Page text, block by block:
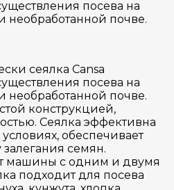
посева на
необработанной почве.
сеялка Cansa
посева на
необработанной почве.
конструкцией,
Сеялка эффективна
обеспечивает
семян.
машины с одним и двумя
подходит для посева